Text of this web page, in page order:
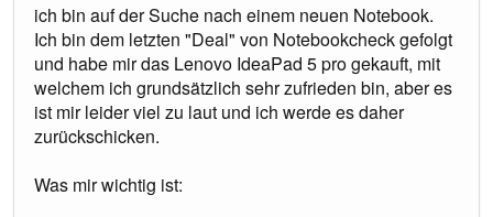
ich bin auf der Suche nach einem neuen Notebook.
Ich bin dem letzten "Deal" von Notebookcheck gefolgt
und habe mir das Lenovo IdeaPad 5 pro gekauft, mit
welchem ich grundsätzlich sehr zufrieden bin, aber es
ist mir leider viel zu laut und ich werde es daher
zurückschicken.
Was mir wichtig ist: